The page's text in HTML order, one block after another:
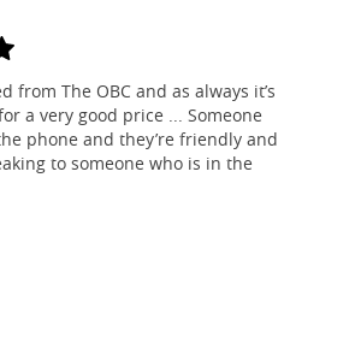
from The OBC and as always it’s
a very good price ... Someone
phone and they’re friendly and
to someone who is in the